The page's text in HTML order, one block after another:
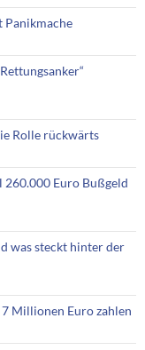
Panikmache
Rolle rückwärts
Euro Bußgeld
was steckt hinter der
Millionen Euro zahlen